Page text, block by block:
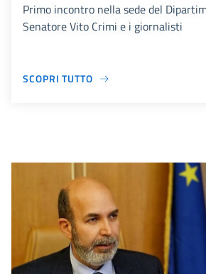
Primo incontro nella sede del
Senatore Vito Crimi e i giornalisti
SCOPRI TUTTO